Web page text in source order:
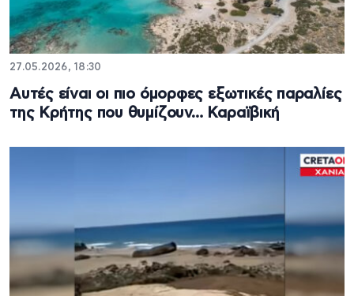
27.05.2026, 18:30
Αυτές είναι οι πιο όμορφες εξωτικές παραλίες
της Κρήτης που θυμίζουν… Καραϊβική